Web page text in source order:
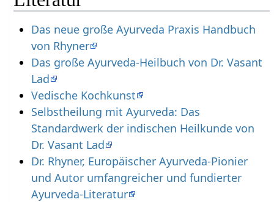
Das neue große Ayurveda Praxis Handbuch
von Rhyner
Das große Ayurveda-Heilbuch von Dr. Vasant
Lad
Vedische Kochkunst
Selbstheilung mit Ayurveda: Das
Standardwerk der indischen Heilkunde von
Dr. Vasant Lad
Dr. Rhyner, Europäischer Ayurveda-Pionier
und Autor umfangreicher und fundierter
Ayurveda-Literatur